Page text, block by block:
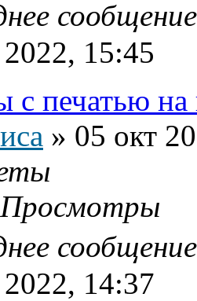
2022, 15:45
с печатью
» 05 окт
Просмотры
14:37